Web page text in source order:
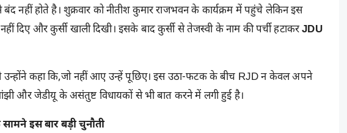
नहीं होते है। शुक्रवार को नीतीश कुमार राजभवन के कार्यक्रम में पहुंचे लेकिन इस
दिए और कुर्सी खाली दिखी। इसके बाद कुर्सी से तेजस्वी के नाम की पर्ची हटाकरJDU
उन्होंने कहा कि,जो नहीं आए उन्हें पूछिए। इस उठा-फटक के बीच RJD न केवल अपने
और जेडीयू के असंतुष्ट विधायकों से भी बात करने में लगी हुई है।
इस बार बड़ी चुनौती